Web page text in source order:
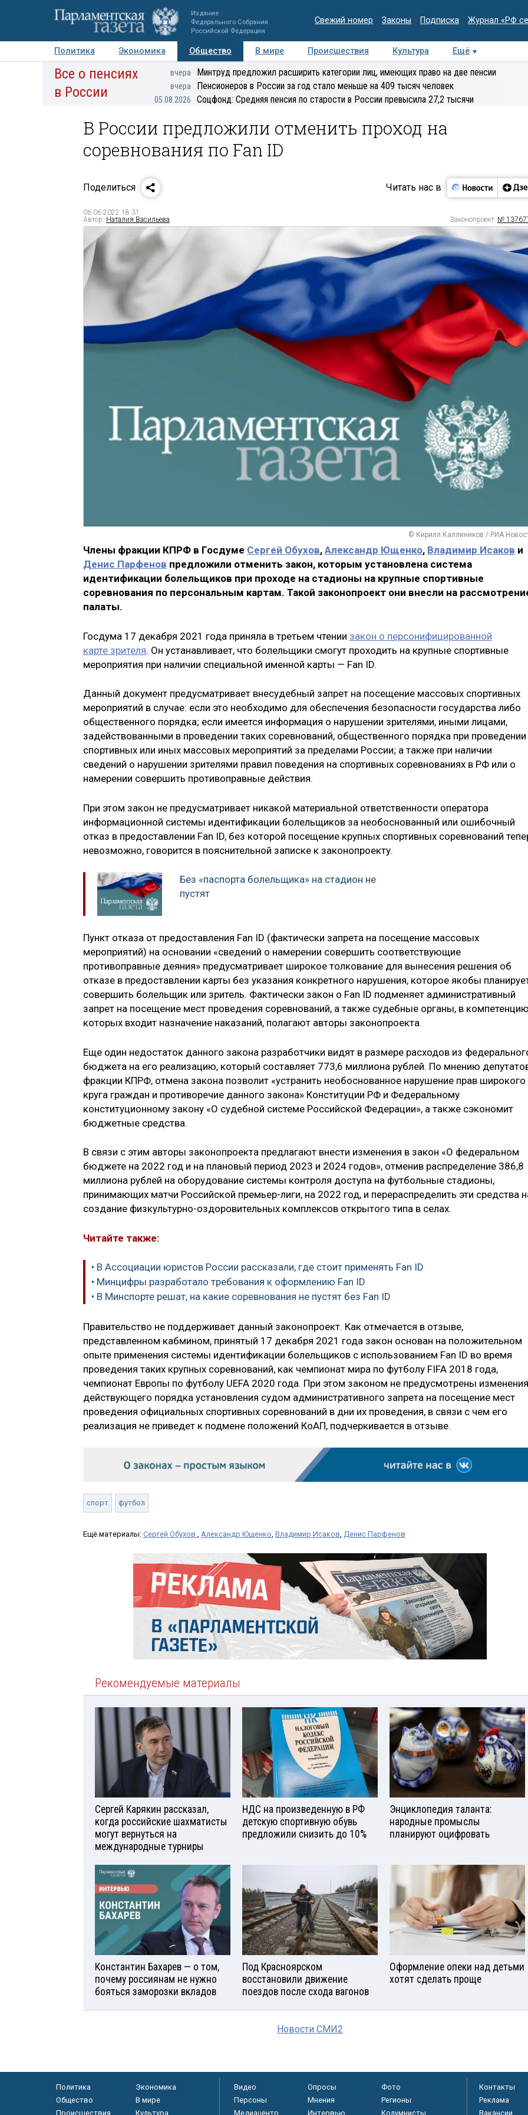
Издание
Федерального Собрания
Российской Федерации
Свежий номер Законы Подписка Журнал «РФ
Политика Экономика Общество В мире Происшествия Культура
Ещё
Авторы Персоны Мнения Регионы Медиацентр Интервью Колумнисты
Все о пенсиях
в России
вчера Минтруд предложил расширить категории лиц, имеющих право на две пенсии
вчера Пенсионеров в России за год стало меньше на 409 тысяч человек
05.08.2026 Соцфонд: Средняя пенсия по старости в России превысила 27,2 тысячи
В России предложили отменить проход на
соревнования по Fan ID
Поделиться Читать нас в
06.06.2022 18:31
Автор: Наталия Васильева Законопроект: №
© Кирилл Каллиников / РИА
Члены фракции КПРФ в Госдуме Сергей Обухов, Александр Ющенко, Владимир Исаков и
Денис Парфенов предложили отменить закон, которым установлена система
идентификации болельщиков при проходе на стадионы на крупные спортивные
соревнования по персональным картам. Такой законопроект они внесли на
палаты.
Госдума 17 декабря 2021 года приняла в третьем чтении закон о персонифицированной
карте зрителя. Он устанавливает, что болельщики смогут проходить на крупные спортивные
мероприятия при наличии специальной именной карты — Fan ID.
Данный документ предусматривает внесудебный запрет на посещение массовых спортивных
мероприятий в случае: если это необходимо для обеспечения безопасности государства либо
общественного порядка; если имеется информация о нарушении зрителями, иными лицами,
задействованными в проведении таких соревнований, общественного порядка при проведении
спортивных или иных массовых мероприятий за пределами России; а также при наличии
сведений о нарушении зрителями правил поведения на спортивных соревнованиях в РФ или о
намерении совершить противоправные действия.
При этом закон не предусматривает никакой материальной ответственности оператора
информационной системы идентификации болельщиков за необоснованный или ошибочный
отказ в предоставлении Fan ID, без которой посещение крупных спортивных соревнований
невозможно, говорится в пояснительной записке к законопроекту.
Без «паспорта болельщика» на стадион не
пустят
Пункт отказа от предоставления Fan ID (фактически запрета на посещение массовых
мероприятий) на основании «сведений о намерении совершить соответствующие
противоправные деяния» предусматривает широкое толкование для вынесения решения об
отказе в предоставлении карты без указания конкретного нарушения, которое якобы
совершить болельщик или зритель. Фактически закон о Fan ID подменяет административный
запрет на посещение мест проведения соревнований, а также судебные органы, в
которых входит назначение наказаний, полагают авторы законопроекта.
Еще один недостаток данного закона разработчики видят в размере расходов из
бюджета на его реализацию, который составляет 773,6 миллиона рублей. По мнению
фракции КПРФ, отмена закона позволит «устранить необоснованное нарушение прав широкого
круга граждан и противоречие данного закона» Конституции РФ и Федеральному
конституционному закону «О судебной системе Российской Федерации», а также сэкономит
бюджетные средства.
В связи с этим авторы законопроекта предлагают внести изменения в закон «О федеральном
бюджете на 2022 год и на плановый период 2023 и 2024 годов», отменив распределение 386,8
миллиона рублей на оборудование системы контроля доступа на футбольные стадионы,
принимающих матчи Российской премьер-лиги, на 2022 год, и перераспределить эти средства
создание физкультурно-оздоровительных комплексов открытого типа в селах.
Читайте также:
• В Ассоциации юристов России рассказали, где стоит применять Fan ID
• Минцифры разработало требования к оформлению Fan ID
• В Минспорте решат, на какие соревнования не пустят без Fan ID
Правительство не поддерживает данный законопроект. Как отмечается в отзыве,
представленном кабмином, принятый 17 декабря 2021 года закон основан на положительном
опыте применения системы идентификации болельщиков с использованием Fan ID во время
проведения таких крупных соревнований, как чемпионат мира по футболу FIFA 2018 года,
чемпионат Европы по футболу UEFA 2020 года. При этом законом не предусмотрены изменения
действующего порядка установления судом административного запрета на посещение мест
проведения официальных спортивных соревнований в дни их проведения, в связи с чем его
реализация не приведет к подмене положений КоАП, подчеркивается в отзыве.
спорт футбол
Ещё материалы: Сергей Обухов , Александр Ющенко, Владимир Исаков, Денис Парфенов
Рекомендуемые материалы
Сергей Карякин рассказал,
когда российские шахматисты
могут вернуться на
международные турниры
НДС на произведенную в РФ
детскую спортивную обувь
предложили снизить до 10%
Энциклопедия таланта:
народные промыслы
планируют оцифровать
Константин Бахарев — о том,
почему россиянам не нужно
бояться заморозки вкладов
Под Красноярском
восстановили движение
поездов после схода вагонов
Оформление опеки над детьми
хотят сделать проще
Новости СМИ2
Политика
Экономика
Общество
В мире
Происшествия
Культура
Видео Опросы
Фото
Персоны
Мнения
Регионы
Медиацентр
Интервью Колумнисты
Контакты
Реклама
Вакансии